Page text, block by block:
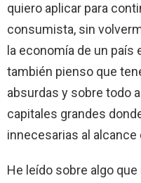
quiero aplicar para
consumista, sin
la economía de un país
también pienso que
absurdas y sobre todo
capitales grandes
innecesarias al alcance
He leído sobre algo